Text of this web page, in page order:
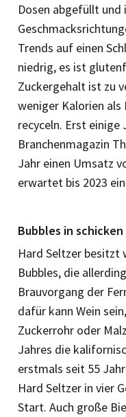
Dosen abgefüllt
Trends auf einen
niedrig, es ist
Zuckergehalt ist zu
weniger Kalorien als
recyceln. Erst
Branchenmagazin
Jahr einen Umsatz
erwartet bis 2023
Bubbles in schicken
Hard Seltzer besitzt
Bubbles, die
Brauvorgang der
dafür kann Wein sein,
Zuckerrohr oder
Jahres die
erstmals seit 55
Hard Seltzer in vier
Start. Auch große